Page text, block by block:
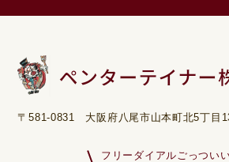
〒581-0831 大阪府八尾市山本町北5丁目
フリーダイアルごっつい